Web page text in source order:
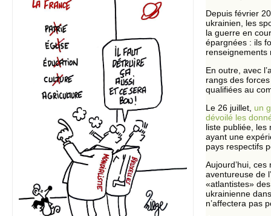
Depuis février
ukrainien, les
la guerre en
épargnées : ils
renseignements
En outre, avec
rangs des
qualifiées au
Le 26 juillet, un
dévoilé les
liste publiée, les
ayant une
pays respectifs
Aujourd’hui,
aventureuse de
«atlantistes»
ukrainienne
n’affectera pas